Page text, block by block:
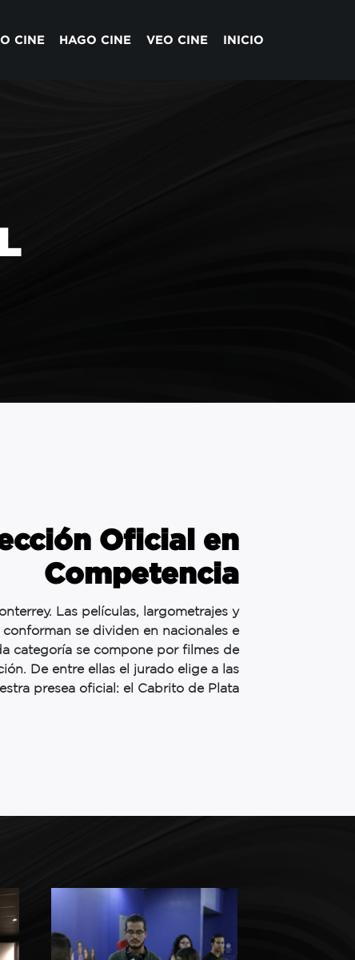
INICIO
VEO CINE
HAGO CINE
CINE
Oficial en
Competencia
Las películas, largometrajes y
se dividen en nacionales e
categoría se compone por filmes de
De entre ellas el jurado elige a las
presea oficial: el Cabrito de Plata.